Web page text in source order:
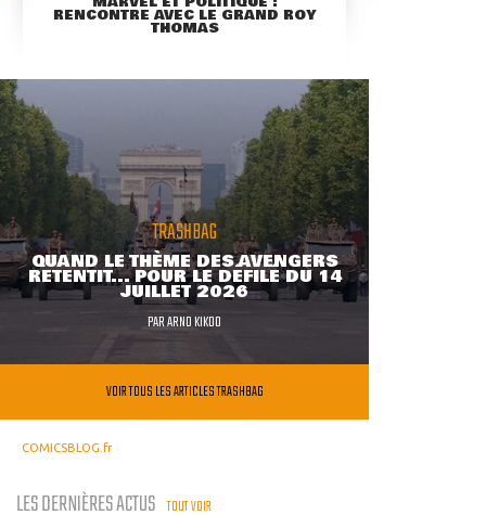
RENCONTRE AVEC LE GRAND ROY
THOMAS
TRASHBAG
QUAND LE THÈME DES AVENGERS
RETENTIT... POUR LE DÉFILÉ DU 14
JUILLET 2026
PARARNO KIKOO
VOIR TOUS LES ARTICLES TRASHBAG
COMICSBLOG.fr
LES DERNIÈRES ACTUS TOUT VOIR